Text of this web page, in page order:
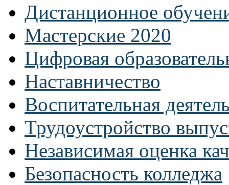
Дистанционное
Мастерские 2020
Цифровая
Наставничество
Воспитательная
Трудоустройство
Независимая оценка
Безопасность колледжа